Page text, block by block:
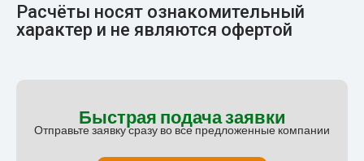
Расчёты носят ознакомительный
характер и не являются офертой
Быстрая подача заявки
Отправьте заявку сразу во все предложенные компании